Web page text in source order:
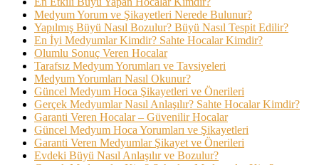
Medyum Yorum ve Şikayetleri Nerede Bulunur?
Yapılmış Büyü Nasıl Bozulur? Büyü Nasıl Tespit Edilir?
En İyi Medyumlar Kimdir? Sahte Hocalar Kimdir?
Olumlu Sonuç Veren Hocalar
Tarafsız Medyum Yorumları ve Tavsiyeleri
Medyum Yorumları Nasıl Okunur?
Güncel Medyum Hoca Şikayetleri ve Önerileri
Gerçek Medyumlar Nasıl Anlaşılır? Sahte Hocalar Kimdir?
Garanti Veren Hocalar – Güvenilir Hocalar
Güncel Medyum Hoca Yorumları ve Şikayetleri
Garanti Veren Medyumlar Şikayet ve Önerileri
Evdeki Büyü Nasıl Anlaşılır ve Bozulur?